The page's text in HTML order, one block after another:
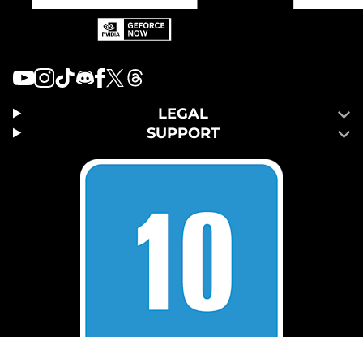
LEGAL
SUPPORT